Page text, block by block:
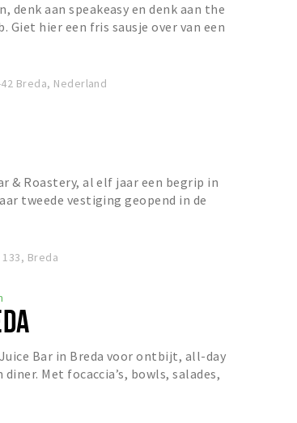
denk aan speakeasy en denk aan the
Giet hier een fris sausje over van een
Breda, Nederland
& Roastery, al elf jaar een begrip in
tweede vestiging geopend in de
Breda
Bar in Breda voor ontbijt, all-day
Met focaccia’s, bowls, salades,